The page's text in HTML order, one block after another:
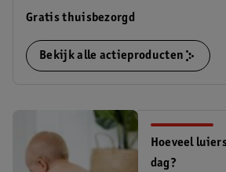
Gratis thuisbezorgd
Bekijk alle actieproducten
Hoeveel
dag?